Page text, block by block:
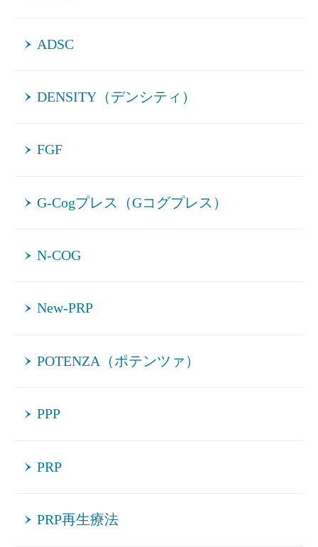
ADSC
DENSITY（デンシティ）
FGF
G-Cogプレス（Gコグプレス）
N-COG
New-PRP
POTENZA（ポテンツァ）
PPP
PRP
PRP再生療法